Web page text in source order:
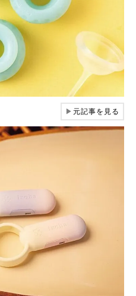
▶元記事を見る